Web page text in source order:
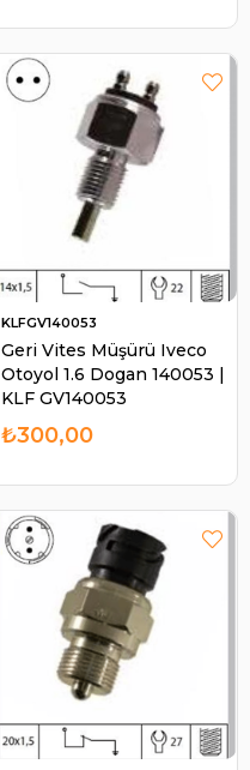
Geri Vites Müşürü Iveco
Otoyol 1.6 Dogan 140053 |
KLF GV140053
KLFGV140053
₺300,00